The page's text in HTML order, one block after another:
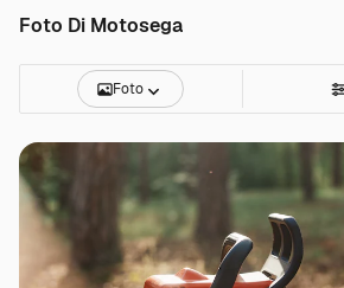
Foto Di Motosega
Foto